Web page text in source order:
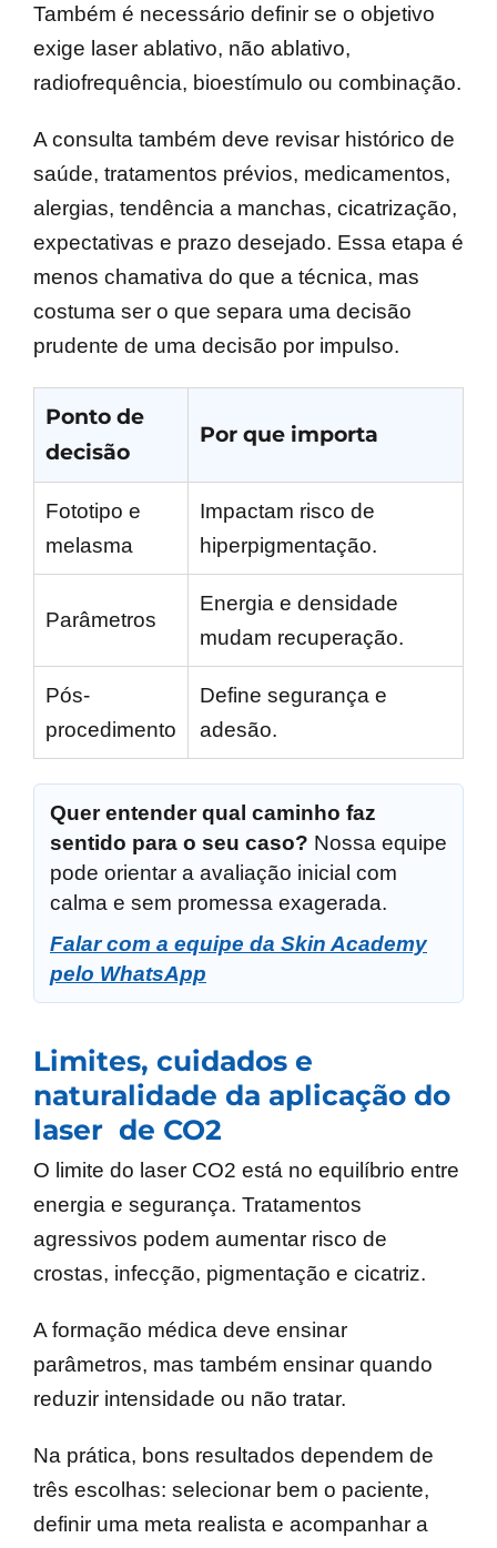
Também é necessário definir se o objetivo
exige laser ablativo, não ablativo,
radiofrequência, bioestímulo ou combinação.
A consulta também deve revisar histórico de
saúde, tratamentos prévios, medicamentos,
alergias, tendência a manchas, cicatrização,
expectativas e prazo desejado. Essa etapa é
menos chamativa do que a técnica, mas
costuma ser o que separa uma decisão
prudente de uma decisão por impulso.
Ponto de
decisão
Por que importa
Fototipo e
melasma
Impactam risco de
hiperpigmentação.
Parâmetros
Energia e densidade
mudam recuperação.
Pós-
procedimento
Define segurança e
adesão.
Quer entender qual caminho faz
sentido para o seu caso? Nossa equipe
pode orientar a avaliação inicial com
calma e sem promessa exagerada.
Falar com a equipe da Skin Academy
pelo WhatsApp
Limites, cuidados e
naturalidade da aplicação do
laser de CO2
O limite do laser CO2 está no equilíbrio entre
energia e segurança. Tratamentos
agressivos podem aumentar risco de
crostas, infecção, pigmentação e cicatriz.
A formação médica deve ensinar
parâmetros, mas também ensinar quando
reduzir intensidade ou não tratar.
Na prática, bons resultados dependem de
três escolhas: selecionar bem o paciente,
definir uma meta realista e acompanhar a